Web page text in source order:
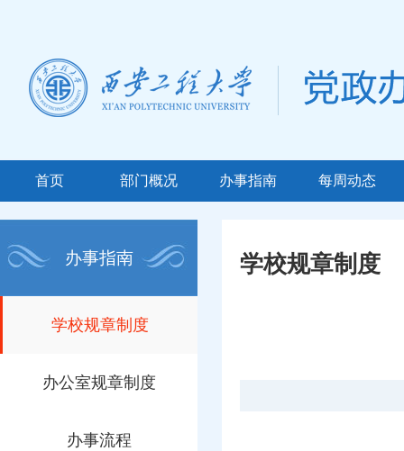
首页 部门概况 办事指南 每周动态
办事指南
学校规章制度
办公室规章制度
办事流程
学校规章制度